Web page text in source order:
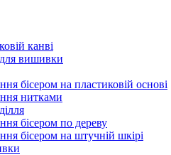
канві
вишивки
бісером на пластиковій основі
нитками
бісером по дереву
бісером на штучній шкірі